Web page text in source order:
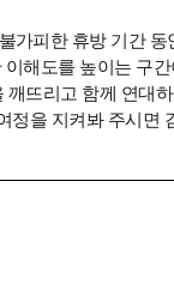
가피한 휴방 기간
해도를 높이는 구
깨뜨리고 함께 연대
정을 지켜봐 주시면